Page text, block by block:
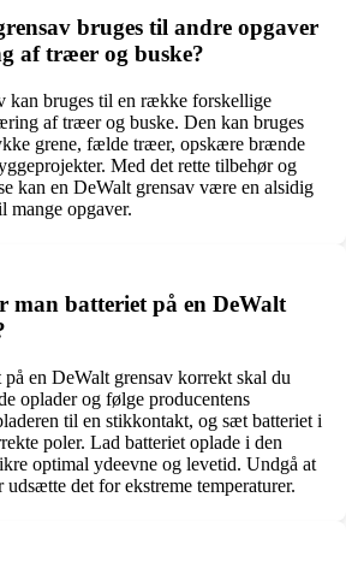
bruges til andre opgaver
af træer og buske?
kan bruges til en række forskellige
af træer og buske. Den kan bruges
grene, fælde træer, opskære brænde
Med det rette tilbehør og
kan en DeWalt grensav være en alsidig
opgaver.
man batteriet på en DeWalt
en DeWalt grensav korrekt skal du
oplader og følge producentens
til en stikkontakt, og sæt batteriet i
poler. Lad batteriet oplade i den
optimal ydeevne og levetid. Undgå at
udsætte det for ekstreme temperaturer.